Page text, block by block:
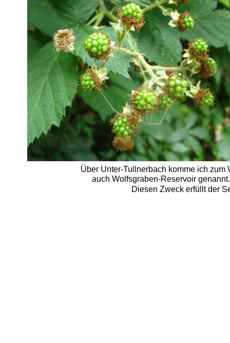
Über Unter-Tullnerbach komme ich
auch Wolfsgraben-Reservoir
Diesen Zweck erfüllt der